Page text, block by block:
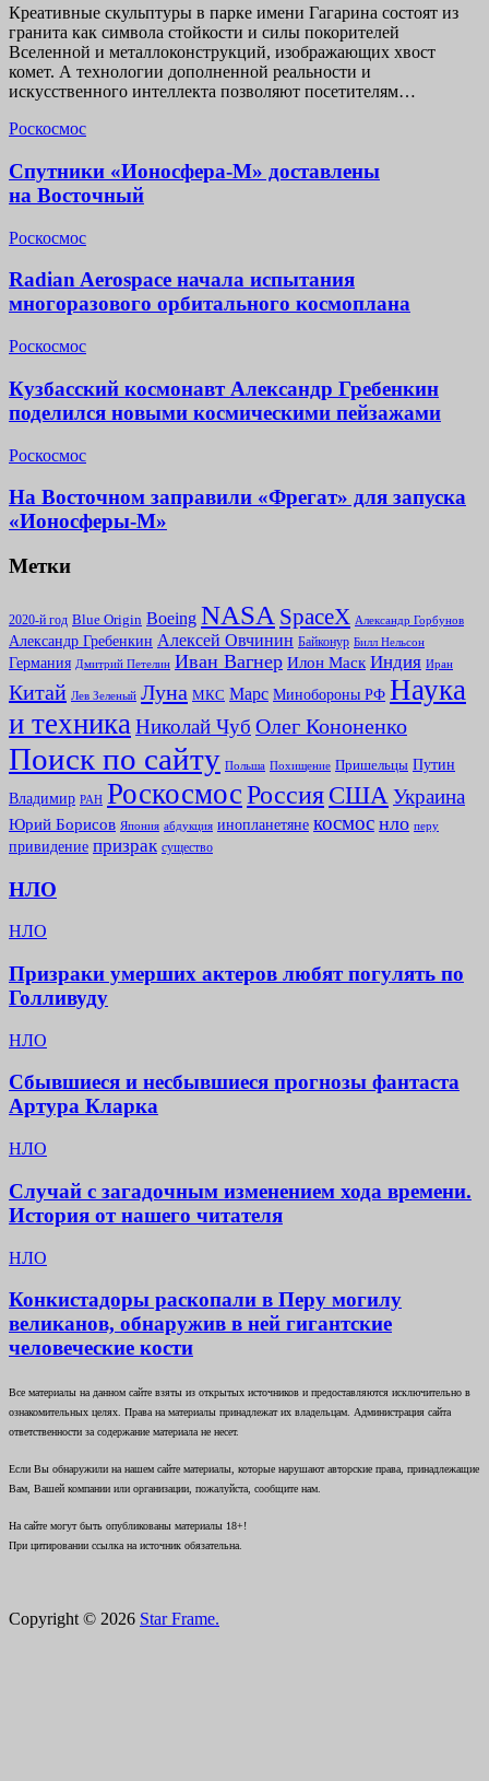
Креативные скульптуры в парке имени Гагарина состоят из
гранита как символа стойкости и силы покорителей
Вселенной и металлоконструкций, изображающих хвост
комет. А технологии дополненной реальности и
искусственного интеллекта позволяют посетителям…
Роскосмос
Спутники «Ионосфера-М» доставлены
на Восточный
Роскосмос
Radian Aerospace начала испытания
многоразового орбитального космоплана
Роскосмос
Кузбасский космонавт Александр Гребенкин
поделился новыми космическими пейзажами
Роскосмос
На Восточном заправили «Фрегат» для запуска
«Ионосферы-М»
Метки
2020-й год Blue Origin Boeing NASA SpaceX Александр Горбунов
Александр Гребенкин Алексей Овчинин Байконур Билл Нельсон
Германия Дмитрий Петелин Иван Вагнер Илон Маск Индия Иран
Китай Лев Зеленый Луна МКС Марс Минoбороны РФ Наука
и техника Николай Чуб Олег Кононенко
Поиск по сайту Польша Похищение Пришельцы Путин
Владимир РАН РоскосмосРоссияСША Украина
Юрий Борисов Япония абдукция инопланетяне космос нло перу
привидение призрак существо
НЛО
НЛО
Призраки умерших актеров любят погулять по
Голливуду
НЛО
Сбывшиеся и несбывшиеся прогнозы фантаста
Артура Кларка
НЛО
Случай с загадочным изменением хода времени.
История от нашего читателя
НЛО
Конкистадоры раскопали в Перу могилу
великанов, обнаружив в ней гигантские
человеческие кости
Все материалы на данном сайте взяты из открытых источников и предоставляются исключительно в
ознакомительных целях. Права на материалы принадлежат их владельцам. Администрация сайта
ответственности за содержание материала не несет.
Если Вы обнаружили на нашем сайте материалы, которые нарушают авторские права, принадлежащие
Вам, Вашей компании или организации, пожалуйста, сообщите нам.
На сайте могут быть опубликованы материалы 18+!
При цитировании ссылка на источник обязательна.
Copyright © 2026 Star Frame.